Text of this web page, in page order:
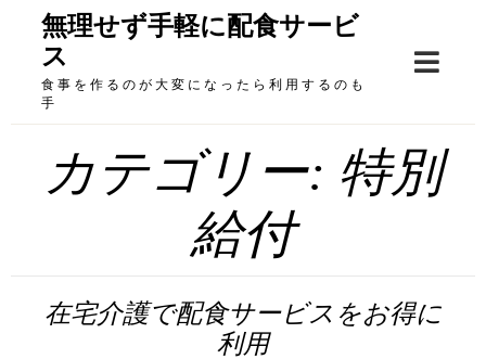
content
無理せず手軽に配食サービ
ス
食事を作るのが大変になったら利用するのも
手
カテゴリー: 特別
給付
在宅介護で配食サービスをお得に
利用